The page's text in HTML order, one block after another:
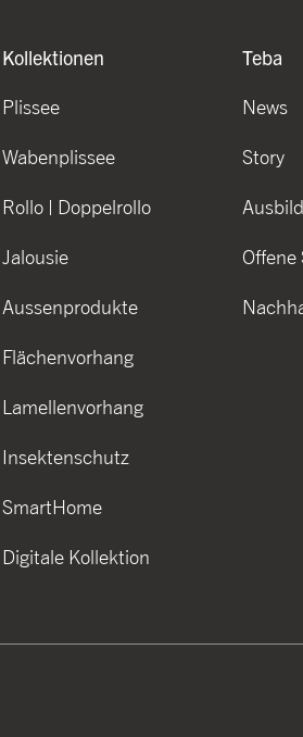
Kollektionen
Plissee
Wabenplissee
Rollo | Doppelrollo
Jalousie
Aussenprodukte
Flächenvorhang
Lamellenvorhang
Insektenschutz
SmartHome
Digitale Kollektion
Teba
News
Story
Offene